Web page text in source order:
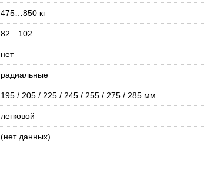
475…850 кг
82…102
нет
радиальные
195 / 205 / 225 / 245 / 255 / 275 / 285 мм
легковой
(нет данных)